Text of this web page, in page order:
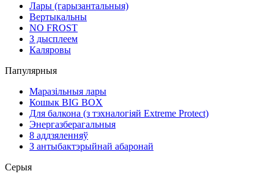
Лары (гарызантальныя)
Вертыкальны
NO FROST
З дысплеем
Каляровы
Папулярныя
Маразільныя лары
Кошык BIG BOX
Для балкона (з тэхналогіяй Extreme Protect)
Энергазберагальныя
8 аддзяленняў
З антыбактэрыйнай абаронай
Серыя